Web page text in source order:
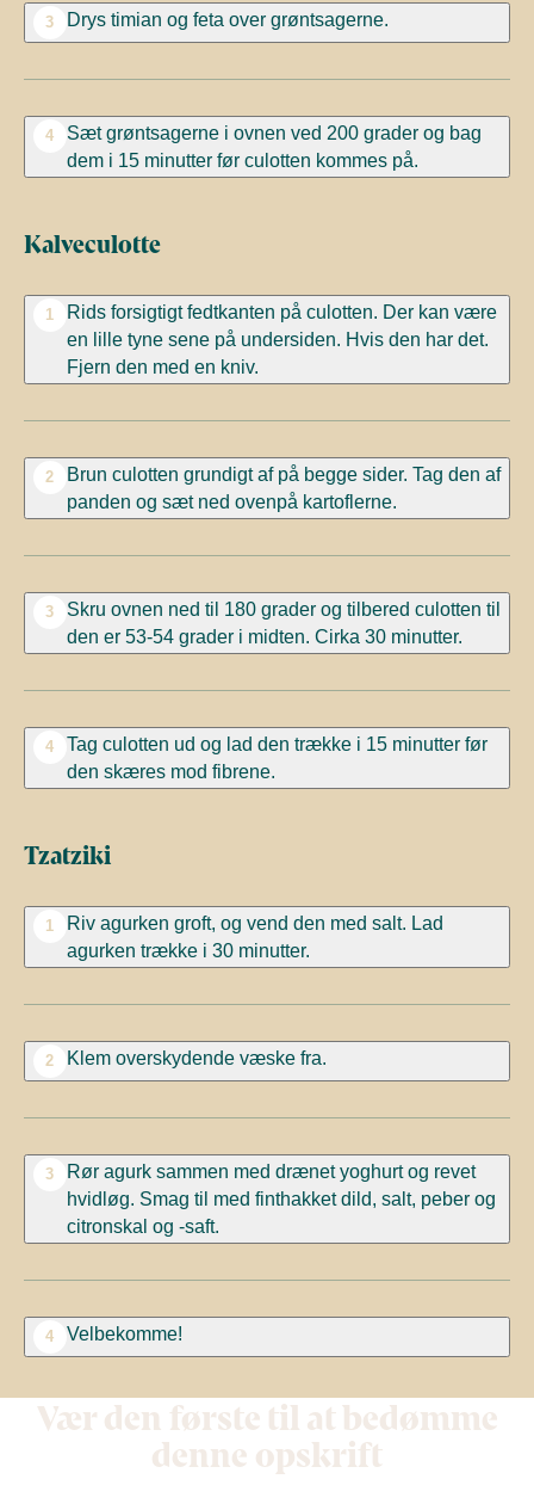
3 Drys timian og feta over grøntsagerne.
4
Sæt grøntsagerne i ovnen ved 200 grader og bag
dem i 15 minutter før culotten kommes på.
Kalveculotte
1
Rids forsigtigt fedtkanten på culotten. Der kan være
en lille tyne sene på undersiden. Hvis den har det.
Fjern den med en kniv.
2
Brun culotten grundigt af på begge sider. Tag den af
panden og sæt ned ovenpå kartoflerne.
3
Skru ovnen ned til 180 grader og tilbered culotten til
den er 53-54 grader i midten. Cirka 30 minutter.
4
Tag culotten ud og lad den trække i 15 minutter før
den skæres mod fibrene.
Tzatziki
1
Riv agurken groft, og vend den med salt. Lad
agurken trække i 30 minutter.
2 Klem overskydende væske fra.
3
Rør agurk sammen med drænet yoghurt og revet
hvidløg. Smag til med finthakket dild, salt, peber og
citronskal og -saft.
4 Velbekomme!
Vær den første til at bedømme
denne opskrift